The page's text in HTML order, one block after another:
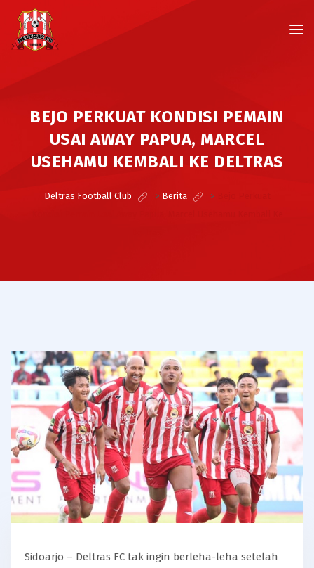
BEJO PERKUAT KONDISI PEMAIN
USAI AWAY PAPUA, MARCEL
USEHAMU KEMBALI KE DELTRAS
Deltras Football Club > Berita >
Sidoarjo – Deltras FC tak ingin berleha-leha setelah